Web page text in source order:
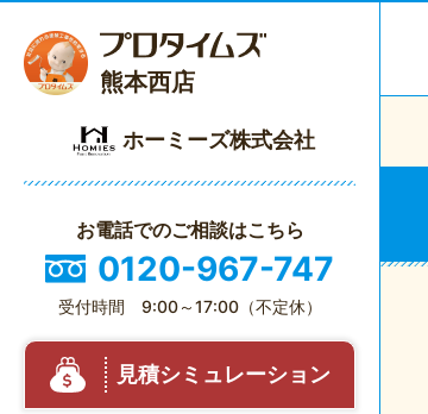
熊本西店
ホーミーズ株式会社
お電話でのご相談はこちら
0120-967-747
受付時間 9:00～17:00（不定休）
見積シミュレーション